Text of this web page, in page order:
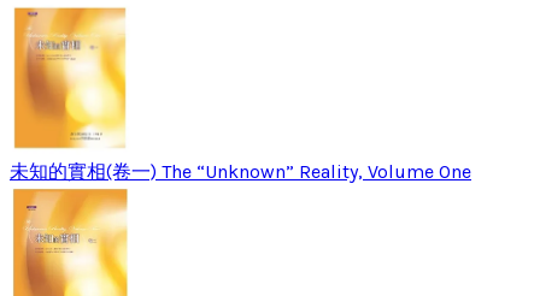
未知的實相(卷一) The “Unknown” Reality, Volume One